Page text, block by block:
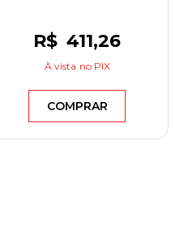
R$ 411,26
À vista no PIX
COMPRAR